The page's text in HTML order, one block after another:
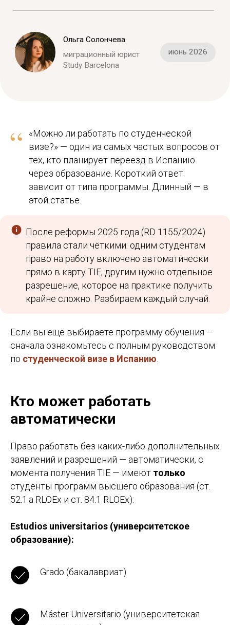
“
«Можно ли работать по студенческой
визе?» — один из самых частых вопросов от
тех, кто планирует переезд в Испанию
через образование. Короткий ответ:
зависит от типа программы. Длинный — в
этой статье.
После реформы 2025 года (RD 1155/2024)
правила стали чёткими: одним студентам
право на работу включено автоматически
прямо в карту TIE, другим нужно отдельное
разрешение, которое на практике получить
крайне сложно. Разбираем каждый случай.
Если вы ещё выбираете программу обучения —
сначала ознакомьтесь с полным руководством
по студенческой визе в Испанию
Кто может работать
автоматически
Право работать без каких-либо дополнительных
заявлений и разрешений — автоматически, с
момента получения TIE — имеют только
студенты программ высшего образования (ст.
52.1.a RLOEx и ст. 84.1 RLOEx):
Estudios universitarios (университетское
образование):
Grado (бакалавриат)
Máster Universitario (университетская